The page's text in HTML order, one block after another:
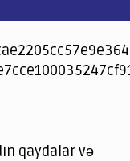
qaydalar və